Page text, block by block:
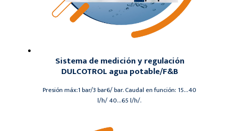
Sistema de medición y regulación
DULCOTROL agua potable/F&B
Presión máx:1 bar/3 bar6/ bar. Caudal en función: 15…40
l/h/ 40…65 l/h/.